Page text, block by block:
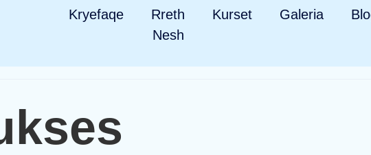
Kryefaqe
Rreth
Nesh
Kurset Galeria